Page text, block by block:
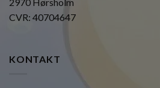
2970 Hørsholm
CVR: 40704647
KONTAKT